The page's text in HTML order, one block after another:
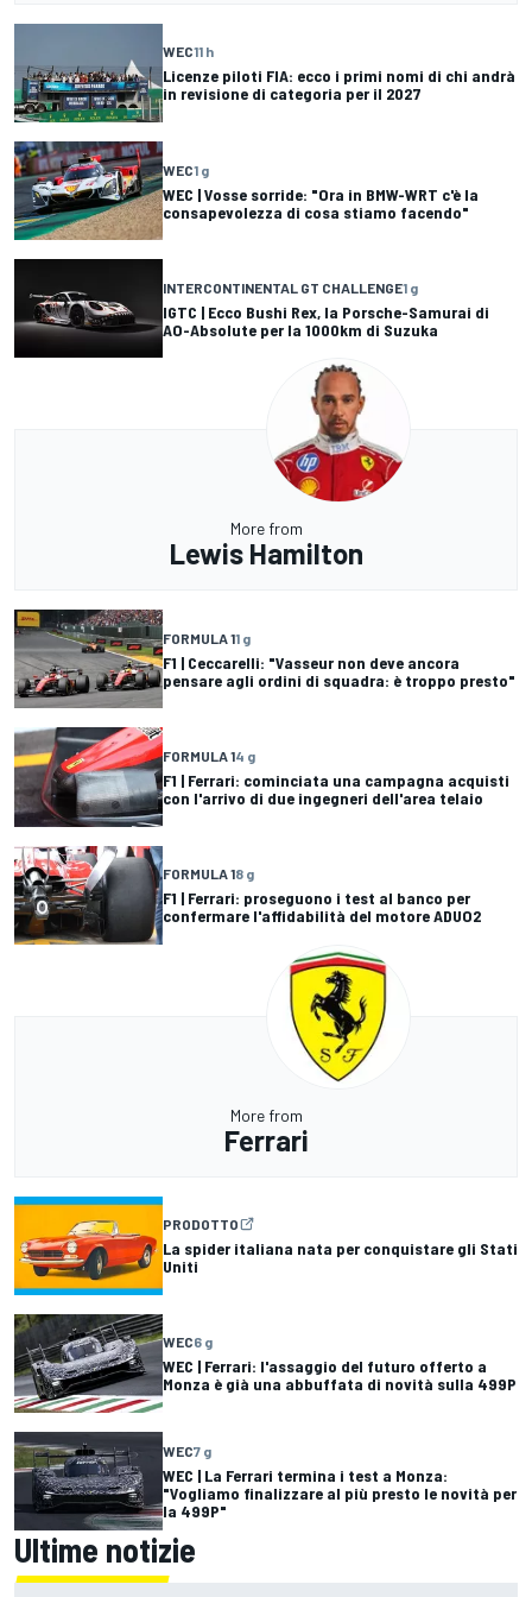
WEC11 h
Licenze piloti FIA: ecco i primi nomi di chi andrà
in revisione di categoria per il 2027
WEC1 g
WEC | Vosse sorride: "Ora in BMW-WRT c'è la
consapevolezza di cosa stiamo facendo"
INTERCONTINENTAL GT CHALLENGE1 g
IGTC | Ecco Bushi Rex, la Porsche-Samurai di
AO-Absolute per la 1000km di Suzuka
More from
Lewis Hamilton
FORMULA 11 g
F1 | Ceccarelli: "Vasseur non deve ancora
pensare agli ordini di squadra: è troppo presto"
FORMULA 14 g
F1 | Ferrari: cominciata una campagna acquisti
con l'arrivo di due ingegneri dell'area telaio
FORMULA 18 g
F1 | Ferrari: proseguono i test al banco per
confermare l'affidabilità del motore ADUO2
More from
Ferrari
PRODOTTO
La spider italiana nata per conquistare gli Stati
Uniti
WEC6 g
WEC | Ferrari: l'assaggio del futuro offerto a
Monza è già una abbuffata di novità sulla 499P
WEC7 g
WEC | La Ferrari termina i test a Monza:
"Vogliamo finalizzare al più presto le novità per
la 499P"
Ultime notizie